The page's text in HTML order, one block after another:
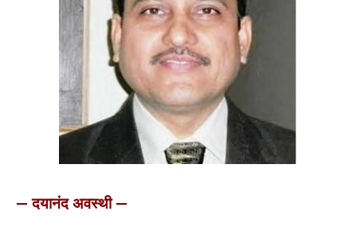
— दयानंद अवस्थी —